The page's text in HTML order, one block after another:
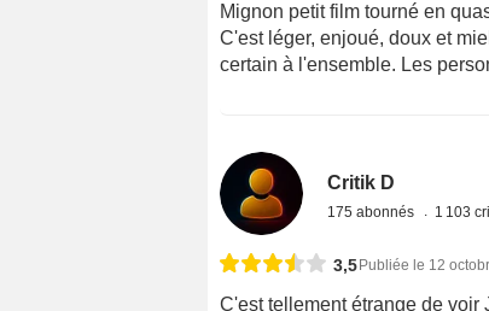
Mignon petit film tourné en
C'est léger, enjoué, doux et
certain à l'ensemble. Les
Critik D
175 abonnés 1 103
3,5 Publiée le 12
C'est tellement étrange de voir